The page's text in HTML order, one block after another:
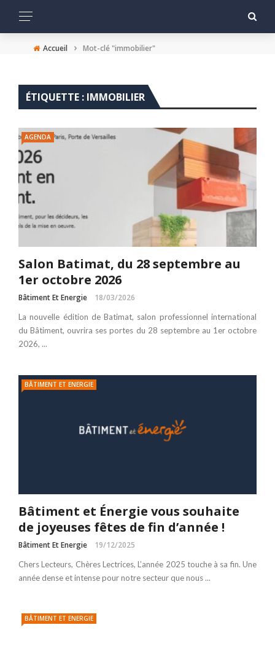
Accueil › Mot-clé "immobilier"
ÉTIQUETTE : IMMOBILIER
AGENDA
Salon Batimat, du 28 septembre au
1er octobre 2026
Bâtiment Et Energie 18/03/2026
La nouvelle édition de Batimat, salon professionnel international
du Bâtiment, ouvrira ses portes du 28 septembre au 1er octobre
2026, ...
BÂTIMENT ET ENERGIE
Bâtiment et Énergie vous souhaite
de joyeuses fêtes de fin d’année !
Bâtiment Et Energie 19/12/2025
Chers Lecteurs, Chères Lectrices, L’année 2025 touche à sa fin. Une
année dense et intense pour notre secteur que nous ...
BÂTIMENT ET ENERGIE